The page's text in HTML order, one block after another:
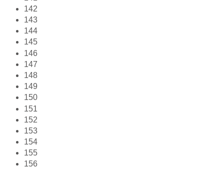
142
143
144
145
146
147
148
149
150
151
152
153
154
155
156